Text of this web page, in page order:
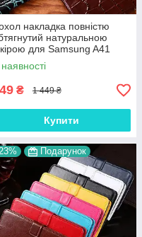
накладка повністю
натуральною
для Samsung A41
"SIGNATURE"
₴ 1 449 ₴
Купити
Подарунок